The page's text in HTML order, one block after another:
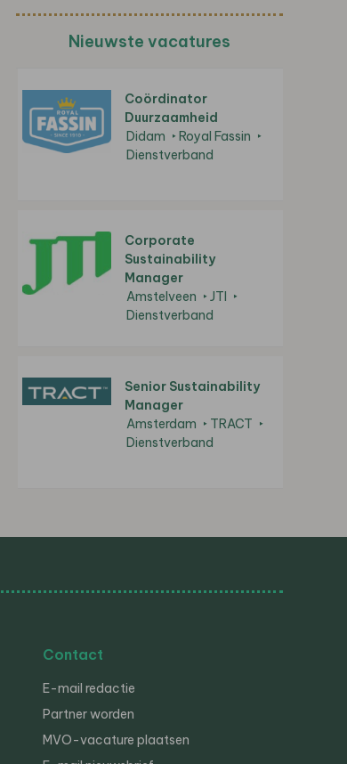
Nieuwste vacatures
Coördinator
Duurzaamheid
Didam
Royal Fassin
Dienstverband
Corporate
Sustainability
Manager
Amstelveen
JTI
Dienstverband
Senior Sustainability
Manager
Amsterdam
TRACT
Dienstverband
Contact
E-mail redactie
Partner worden
MVO-vacature plaatsen